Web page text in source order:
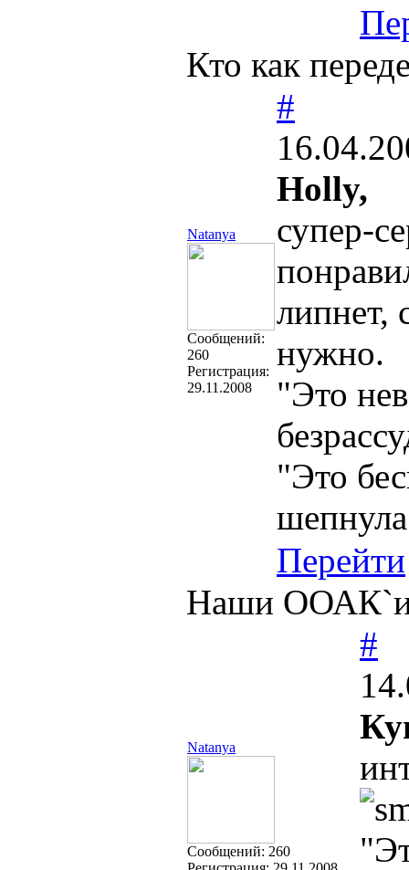
Кто как
Natanya
Cообщений:
260
Регистрация:
29.11.2008
#
Holly,
супер-
липнет,
нужно.
"Это
"Это
Перейти
Наши ООАК`и,
Natanya
Cообщений: 260
#